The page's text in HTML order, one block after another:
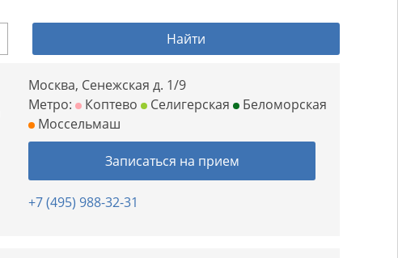
Найти
Москва, Сенежская д. 1/9
Метро:
Коптево Селигерская
Беломорская
Моссельмаш
Записаться на прием
+7 (495) 988-32-31